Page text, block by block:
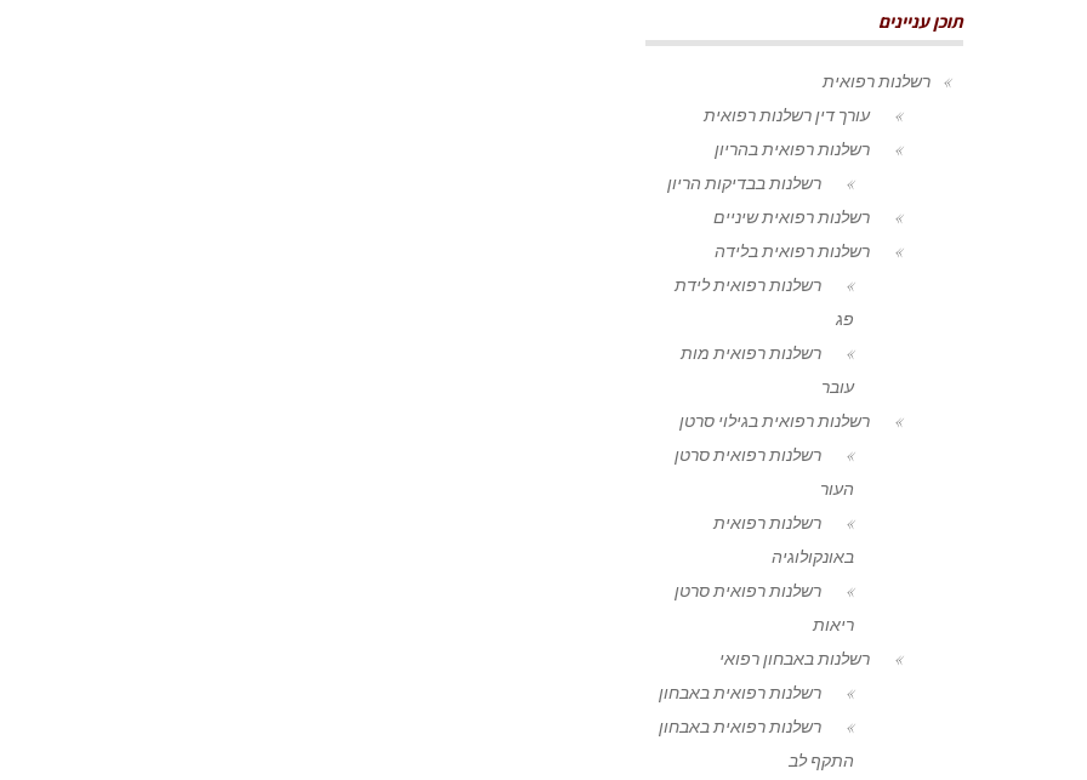
תוכן עניינים
רשלנות רפואית
עורך דין רשלנות רפואית
רשלנות רפואית בהריון
רשלנות בבדיקות הריון
רשלנות רפואית שיניים
רשלנות רפואית בלידה
רשלנות רפואית לידת
פג
רשלנות רפואית מות
עובר
רשלנות רפואית בגילוי סרטן
רשלנות רפואית סרטן
העור
רשלנות רפואית
באונקולוגיה
רשלנות רפואית סרטן
ריאות
רשלנות באבחון רפואי
רשלנות רפואית באבחון
רשלנות רפואית באבחון
התקף לב